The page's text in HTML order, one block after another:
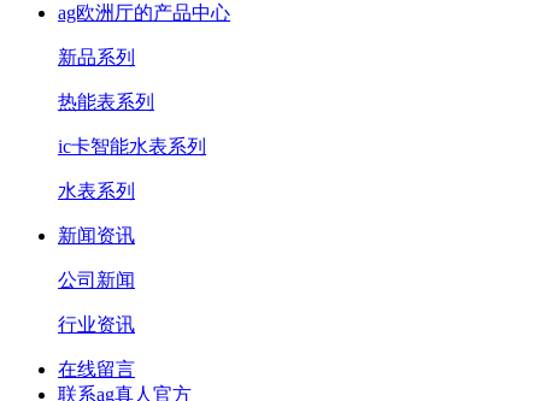
ag欧洲厅的产品中心
新品系列
热能表系列
ic卡智能水表系列
水表系列
新闻资讯
公司新闻
行业资讯
在线留言
联系ag真人官方